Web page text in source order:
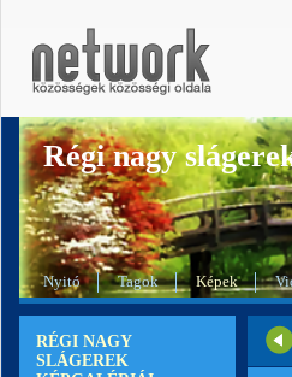
Régi nagy
Nyitó Tagok Képek
RÉGI NAGY
SLÁGEREK